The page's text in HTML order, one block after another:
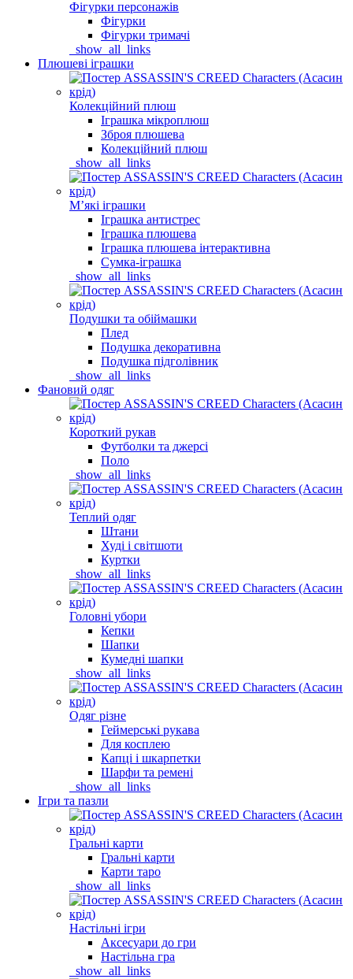
Фігурки персонажів
Фігурки
Фігурки тримачі
_show_all_links
Плюшеві іграшки
Колекційний плюш
Іграшка мікроплюш
Зброя плюшева
Колекційний плюш
_show_all_links
Мʼякі іграшки
Іграшка антистрес
Іграшка плюшева
Іграшка плюшева інтерактивна
Сумка-іграшка
_show_all_links
Подушки та обіймашки
Плед
Подушка декоративна
Подушка підголівник
_show_all_links
Фановий одяг
Короткий рукав
Футболки та джерсі
Поло
_show_all_links
Теплий одяг
Штани
Худі і світшоти
Куртки
_show_all_links
Головні убори
Кепки
Шапки
Кумедні шапки
_show_all_links
Одяг різне
Геймерські рукава
Для косплею
Капці і шкарпетки
Шарфи та ремені
_show_all_links
Ігри та пазли
Гральні карти
Гральні карти
Карти таро
_show_all_links
Настільні ігри
Аксесуари до гри
Настільна гра
_show_all_links